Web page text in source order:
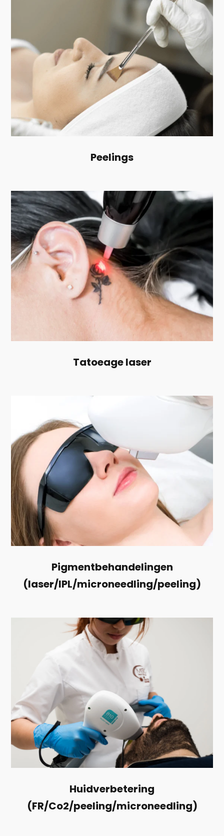
Peelings
Tatoeage laser
Pigmentbehandelingen
(laser/IPL/microneedling/peeling)
Huidverbetering
(FR/Co2/peeling/microneedling)